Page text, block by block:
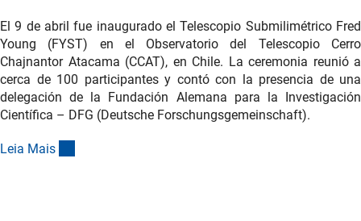
El 9 de abril fue inaugurado el Telescopio Submilimétrico Fred
Young (FYST) en el Observatorio del Telescopio Cerro
Chajnantor Atacama (CCAT), en Chile. La ceremonia reunió a
cerca de 100 participantes y contó con la presencia de una
delegación de la Fundación Alemana para la Investigación
Científica – DFG (Deutsche Forschungsgemeinschaft).
Leia Mais